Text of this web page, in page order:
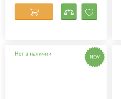
Нет в наличии NEW